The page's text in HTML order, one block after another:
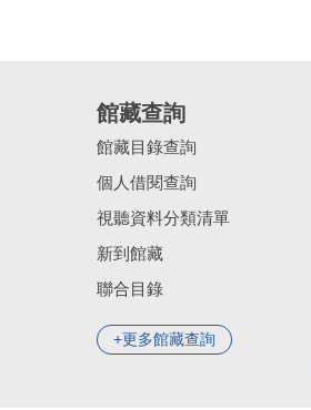
館藏查詢
館藏目錄查詢
個人借閱查詢
視聽資料分類清單
新到館藏
聯合目錄
更多館藏查詢